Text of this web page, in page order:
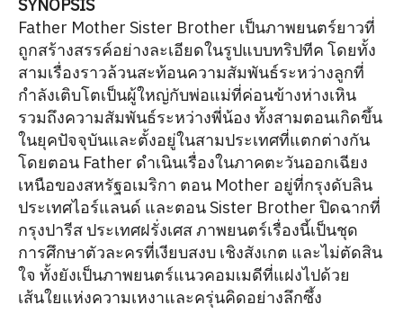
SYNOPSIS
Father Mother Sister Brother เป็นภาพยนตร์ยาวที่
ถูกสร้างสรรค์อย่างละเอียดในรูปแบบทริปทีค โดยทั้ง
สามเรื่องราวล้วนสะท้อนความสัมพันธ์ระหว่างลูกที่
กำลังเติบโตเป็นผู้ใหญ่กับพ่อแม่ที่ค่อนข้างห่างเหิน
รวมถึงความสัมพันธ์ระหว่างพี่น้อง ทั้งสามตอนเกิดขึ้น
ในยุคปัจจุบันและตั้งอยู่ในสามประเทศที่แตกต่างกัน
โดยตอน Father ดำเนินเรื่องในภาคตะวันออกเฉียง
เหนือของสหรัฐอเมริกา ตอน Mother อยู่ที่กรุงดับลิน
ประเทศไอร์แลนด์ และตอน Sister Brother ปิดฉากที่
กรุงปารีส ประเทศฝรั่งเศส ภาพยนตร์เรื่องนี้เป็นชุด
การศึกษาตัวละครที่เงียบสงบ เชิงสังเกต และไม่ตัดสิน
ใจ ทั้งยังเป็นภาพยนตร์แนวคอมเมดีที่แฝงไปด้วย
เส้นใยแห่งความเหงาและครุ่นคิดอย่างลึกซึ้ง